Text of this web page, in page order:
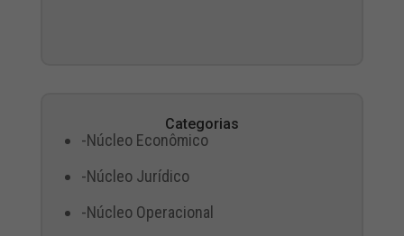
Categorias
-Núcleo Econômico
-Núcleo Jurídico
-Núcleo Operacional